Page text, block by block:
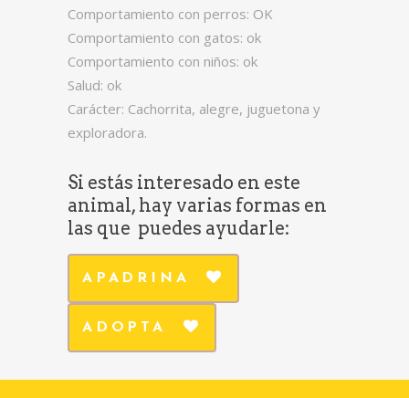
Comportamiento con perros: OK
Comportamiento con gatos: ok
Comportamiento con niños: ok
Salud: ok
Carácter: Cachorrita, alegre, juguetona y
exploradora.
Si estás interesado en este
animal, hay varias formas en
las que puedes ayudarle:
APADRINA
ADOPTA